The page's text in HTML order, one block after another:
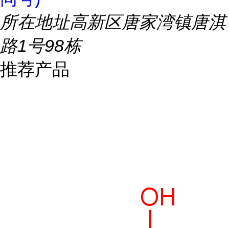
所在地址高新区唐家湾镇唐淇
路1号98栋
推荐产品